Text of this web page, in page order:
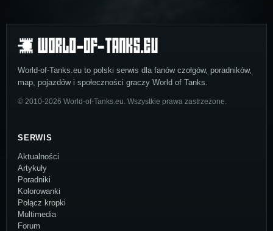
World-of-Tanks.eu to polski serwis dla fanów czołgów, poradników,
map, pojazdów i społeczności graczy World of Tanks.
© 2010-2026 World-of-Tanks.eu. Wszystkie prawa zastrzeżone.
SERWIS
Aktualności
Artykuły
Poradniki
Kolorowanki
Połącz kropki
Multimedia
Forum